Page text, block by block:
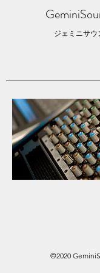
ジェミニサ
©2020